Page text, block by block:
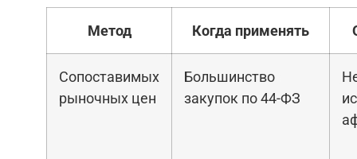
Метод Когда применять
Сопоставимых
рыночных цен
Большинство
закупок по 44-ФЗ